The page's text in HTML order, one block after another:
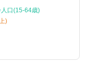
口(15-64歳)
)